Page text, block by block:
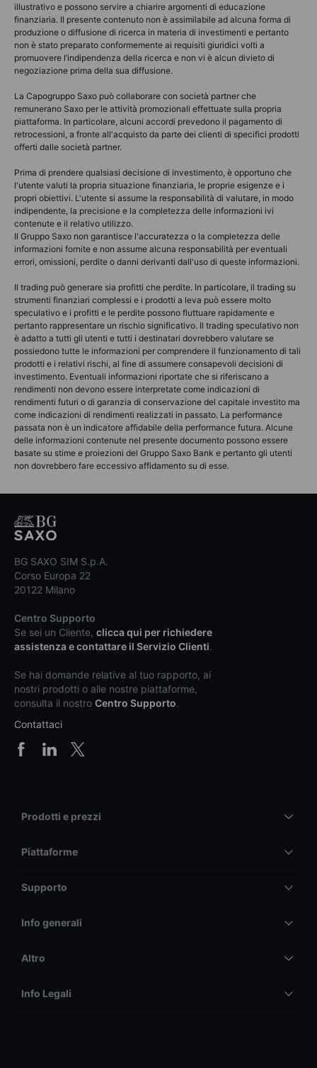
illustrativo e possono servire a chiarire argomenti di educazione
finanziaria. Il presente contenuto non è assimilabile ad alcuna forma di
produzione o diffusione di ricerca in materia di investimenti e pertanto
non è stato preparato conformemente ai requisiti giuridici volti a
promuovere l’indipendenza della ricerca e non vi è alcun divieto di
negoziazione prima della sua diffusione.
La Capogruppo Saxo può collaborare con società partner che
remunerano Saxo per le attività promozionali effettuate sulla propria
piattaforma. In particolare, alcuni accordi prevedono il pagamento di
retrocessioni, a fronte all'acquisto da parte dei clienti di specifici prodotti
offerti dalle società partner.
Prima di prendere qualsiasi decisione di investimento, è opportuno che
l'utente valuti la propria situazione finanziaria, le proprie esigenze e i
propri obiettivi. L'utente si assume la responsabilità di valutare, in modo
indipendente, la precisione e la completezza delle informazioni ivi
contenute e il relativo utilizzo.
Il Gruppo Saxo non garantisce l'accuratezza o la completezza delle
informazioni fornite e non assume alcuna responsabilità per eventuali
errori, omissioni, perdite o danni derivanti dall'uso di queste informazioni.
Il trading può generare sia profitti che perdite. In particolare, il trading su
strumenti finanziari complessi e i prodotti a leva può essere molto
speculativo e i profitti e le perdite possono fluttuare rapidamente e
pertanto rappresentare un rischio significativo. Il trading speculativo non
è adatto a tutti gli utenti e tutti i destinatari dovrebbero valutare se
possiedono tutte le informazioni per comprendere il funzionamento di tali
prodotti e i relativi rischi, al fine di assumere consapevoli decisioni di
investimento. Eventuali informazioni riportate che si riferiscano a
rendimenti non devono essere interpretate come indicazioni di
rendimenti futuri o di garanzia di conservazione del capitale investito ma
come indicazioni di rendimenti realizzati in passato. La performance
passata non è un indicatore affidabile della performance futura. Alcune
delle informazioni contenute nel presente documento possono essere
basate su stime e proiezioni del Gruppo Saxo Bank e pertanto gli utenti
non dovrebbero fare eccessivo affidamento su di esse.
BG SAXO SIM S.p.A.
Corso Europa 22
20122 Milano
Centro Supporto
Se sei un Cliente, clicca qui per richiedere
assistenza e contattare il Servizio Clienti.
Se hai domande relative al tuo rapporto, ai
nostri prodotti o alle nostre piattaforme,
consulta il nostro Centro Supporto.
Contattaci
Prodotti e prezzi
Piattaforme
Supporto
Info generali
Altro
Info Legali